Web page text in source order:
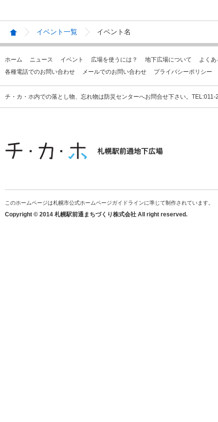
イベント一覧 イベント名
ホーム ニュース イベント 広場を使うには？ 地下広場について
よく
各種電話でのお問い合わせ
メールでのお問い合わせ プライバシーポリシー
チ・カ・ホ内での落とし物、忘れ物は防災センターへお問合せ下さい。
このホームページは札幌市公式ホームページガイドラインに準じて制作されています。
Copyright © 2014 札幌駅前通まちづくり株式会社 All right reserved.